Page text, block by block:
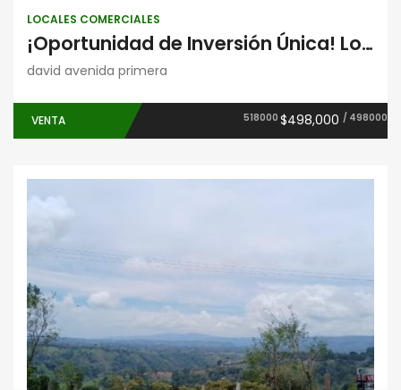
LOCALES COMERCIALES
¡Oportunidad de Inversión Única! Lote Comercial al Lado del Hotel Los Rivera, David
david avenida primera
VENTA 518000 $498,000 / 498000
FincasMontañaProyectos